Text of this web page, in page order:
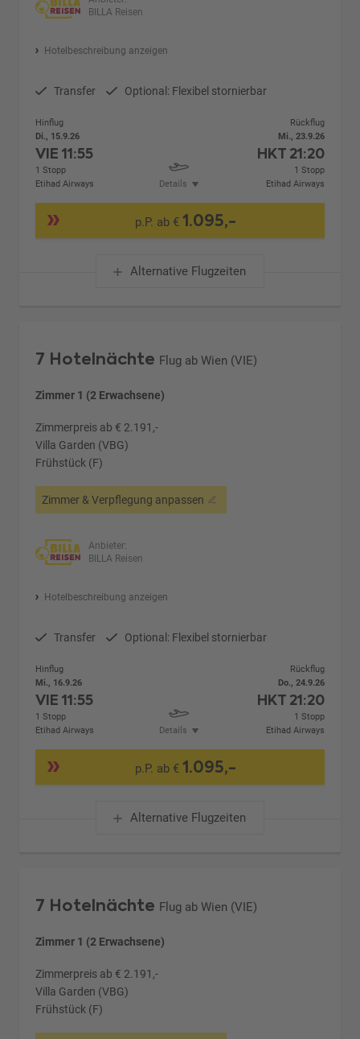
BILLA Reisen
Hotelbeschreibung anzeigen
Transfer Optional: Flexibel stornierbar
Hinflug
Di., 15.9.26
VIE11:55
1 Stopp
Etihad Airways
Details
Rückflug
Mi., 23.9.26
HKT 21:20
1 Stopp
Etihad Airways
p.P. ab €1.095,-
Alternative Flugzeiten
7 Hotelnächte Flug ab Wien (VIE)
Zimmer 1 (2 Erwachsene)
Zimmerpreis ab € 2.191,-
Villa Garden (VBG)
Frühstück (F)
Zimmer & Verpflegung anpassen
Anbieter:
BILLA Reisen
Hotelbeschreibung anzeigen
Transfer Optional: Flexibel stornierbar
Hinflug
Mi., 16.9.26
VIE11:55
1 Stopp
Etihad Airways
Details
Rückflug
Do., 24.9.26
HKT 21:20
1 Stopp
Etihad Airways
p.P. ab €1.095,-
Alternative Flugzeiten
7 Hotelnächte Flug ab Wien (VIE)
Zimmer 1 (2 Erwachsene)
Zimmerpreis ab € 2.191,-
Villa Garden (VBG)
Frühstück (F)